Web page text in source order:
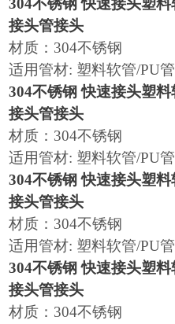
304不锈钢 快速接头塑
接头管接头
材质：304不锈钢
适用管材: 塑料软管/PU
304不锈钢 快速接头塑
接头管接头
材质：304不锈钢
适用管材: 塑料软管/PU
304不锈钢 快速接头塑
接头管接头
材质：304不锈钢
适用管材: 塑料软管/PU
304不锈钢 快速接头塑
接头管接头
材质：304不锈钢